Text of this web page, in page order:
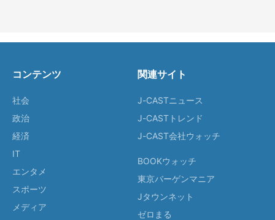
コンテンツ
社会
政治
経済
IT
エンタメ
スポーツ
メディア
関連サイト
J-CASTニュース
J-CASTトレンド
J-CAST会社ウォッチ
BOOKウォッチ
東京バーゲンマニア
Jタウンネット
ゼロまる